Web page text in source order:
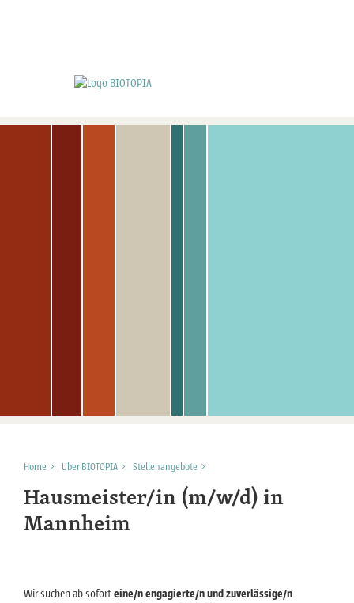
Home > Über BIOTOPIA> Stellenangebote >
Hausmeister/in (m/w/d) in
Mannheim
Wir suchen ab soforteine/n engagierte/n und zuverlässige/n